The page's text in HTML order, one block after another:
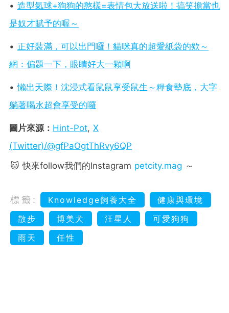
• 造型氣球+狗狗的憨樣=表情包大放送啦！搞笑擔當也
是奴才賦予的喔～
• 正好裝滿，可以出門囉！貓咪真的超愛紙袋的欸～
網：偏題一下，眼睛好大一顆啊
•懶出天際！沈浸式看鼠鼠享受鼠生～糧食墊底，大字
躺著喝水超會享受的囉
圖片來源： Hint-Pot, X
(Twitter)/@gfPaOgtThRvy6QP
🐱 快來follow我們的Instagram petcity.mag ～
標籤: Knowledge飼養大全
健康與環境
散步
博美犬 汪星人
可愛狗狗
雨天
任性